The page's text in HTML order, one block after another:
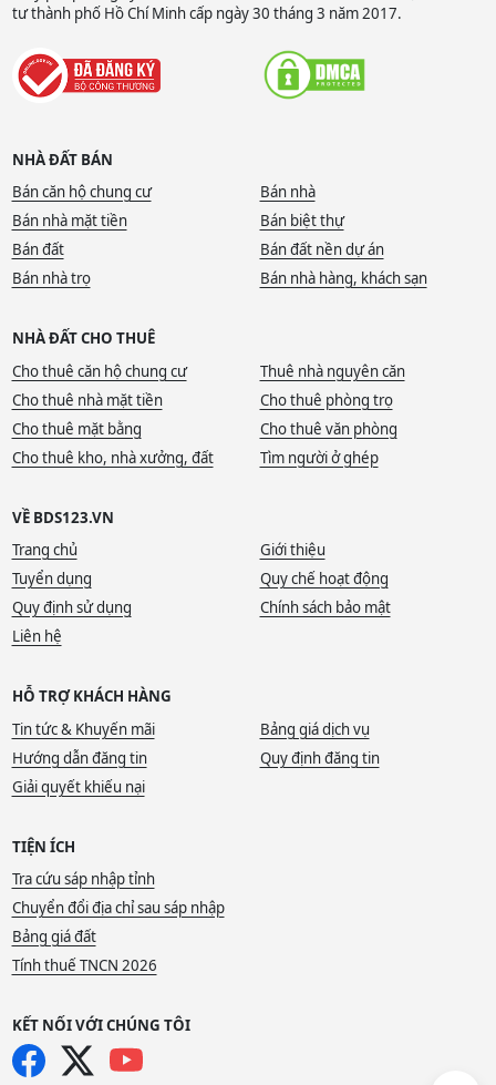
tư thành phố Hồ Chí Minh cấp ngày 30 tháng 3 năm 2017.
NHÀ ĐẤT BÁN
Bán căn hộ chung cư
Bán nhà
Bán nhà mặt tiền
Bán biệt thự
Bán đất
Bán đất nền dự án
Bán nhà trọ
Bán nhà hàng, khách sạn
NHÀ ĐẤT CHO THUÊ
Cho thuê căn hộ chung cư
Thuê nhà nguyên căn
Cho thuê nhà mặt tiền
Cho thuê phòng trọ
Cho thuê mặt bằng
Cho thuê văn phòng
Cho thuê kho, nhà xưởng, đất
Tìm người ở ghép
VỀ BDS123.VN
Trang chủ
Giới thiệu
Tuyển dụng
Quy chế hoạt động
Quy định sử dụng
Chính sách bảo mật
Liên hệ
HỖ TRỢ KHÁCH HÀNG
Tin tức & Khuyến mãi
Bảng giá dịch vụ
Hướng dẫn đăng tin
Quy định đăng tin
Giải quyết khiếu nại
TIỆN ÍCH
Tra cứu sáp nhập tỉnh
Chuyển đổi địa chỉ sau sáp nhập
Bảng giá đất
Tính thuế TNCN 2026
KẾT NỐI VỚI CHÚNG TÔI